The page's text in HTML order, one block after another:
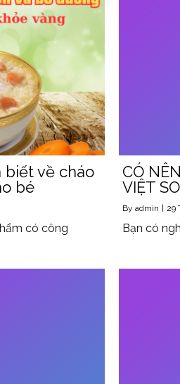
biết về cháo
bé
có công
CÓ
VIỆT
By admin 29
Bạn có